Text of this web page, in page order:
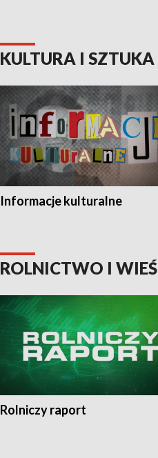
KULTURA I SZTUKA
Informacje kulturalne
ROLNICTWO I WIEŚ
Rolniczy raport